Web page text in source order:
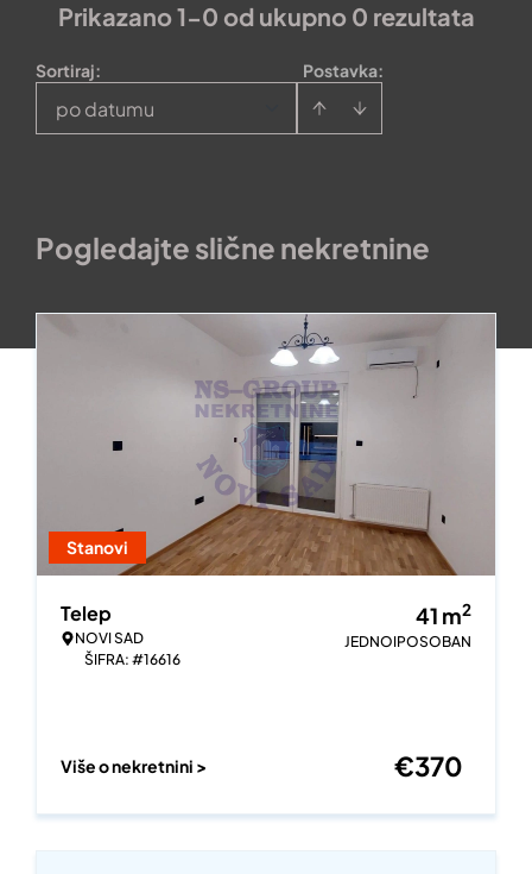
Prikazano 1-0 od ukupno 0 rezultata
Postavka:
Sortiraj:
po datumu
Pogledajte slične nekretnine
Stanovi
Telep
NOVI SAD
ŠIFRA: #16616
41 m2
JEDNOIPOSOBAN
Više o nekretnini > €370